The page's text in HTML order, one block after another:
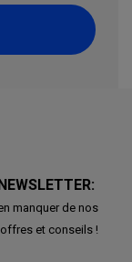
manquer de nos
et conseils !